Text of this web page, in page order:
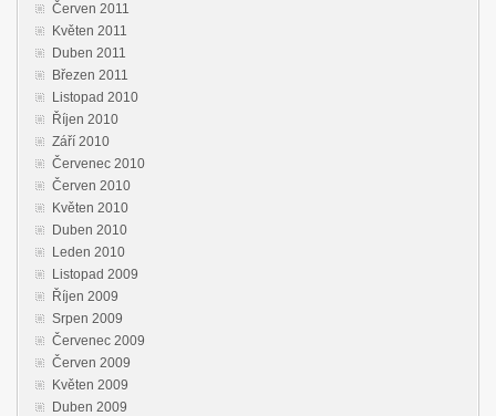
Červen 2011
Květen 2011
Duben 2011
Březen 2011
Listopad 2010
Říjen 2010
Září 2010
Červenec 2010
Červen 2010
Květen 2010
Duben 2010
Leden 2010
Listopad 2009
Říjen 2009
Srpen 2009
Červenec 2009
Červen 2009
Květen 2009
Duben 2009